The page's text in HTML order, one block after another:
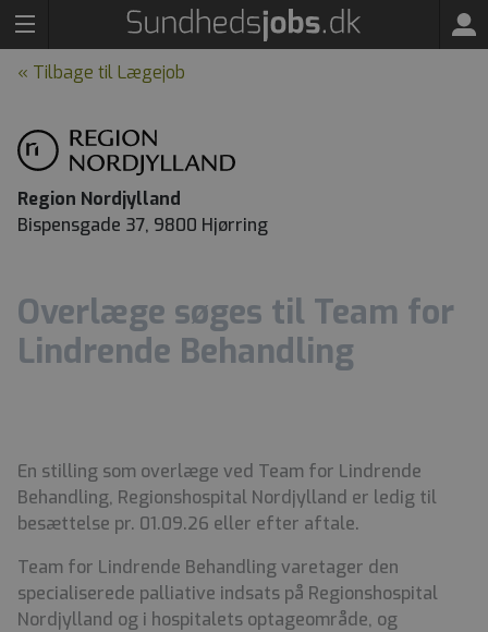
« Tilbage til Lægejob
Region Nordjylland
Bispensgade 37, 9800 Hjørring
Overlæge søges til Team for
Lindrende Behandling
En stilling som overlæge ved Team for Lindrende
Behandling, Regionshospital Nordjylland er ledig til
besættelse pr. 01.09.26 eller efter aftale.
Team for Lindrende Behandling varetager den
specialiserede palliative indsats på Regionshospital
Nordjylland og i hospitalets optageområde, og